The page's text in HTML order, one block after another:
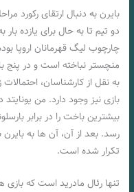
بایرن به دنبال ارتقای رکورد
دو تیم تا به حال برای یازده
چارچوب لیگ قهرمانان اروپا
منچستر نباخته است و در پنج
به نقل از کارشناسان،
بازی نیز وجود دارد. من
بیشترین باخت را در برابر
رسد. بعد از آن، آن ها به بایرن
تکرار شده است.
تنها رئال مادرید است که بازی